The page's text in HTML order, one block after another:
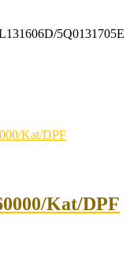
5Q0131705E
Kat/DPF